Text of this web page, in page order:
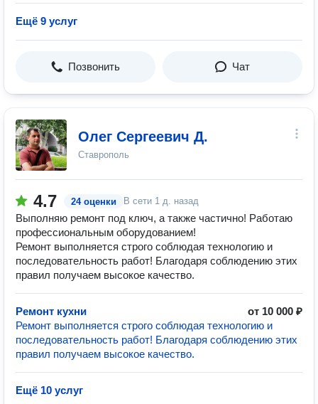
Ещё 9 услуг
Позвонить Чат
Олег Сергеевич Д.
Ставрополь
4.7 24 оценки В сети 1 д. назад
Выполняю ремонт под ключ, а также частично! Работаю
профессиональным оборудованием!
Ремонт выполняется строго соблюдая технологию и
последовательность работ! Благодаря соблюдению этих
правил получаем высокое качество.
Ремонт кухни
от 10 000 ₽
Ремонт выполняется строго соблюдая технологию и
последовательность работ! Благодаря соблюдению этих
правил получаем высокое качество.
Ещё 10 услуг